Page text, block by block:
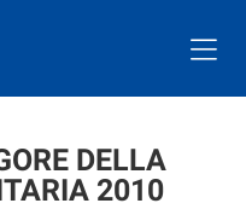
DELLA
2010